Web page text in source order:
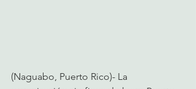
(Naguabo, Puerto Rico)- La